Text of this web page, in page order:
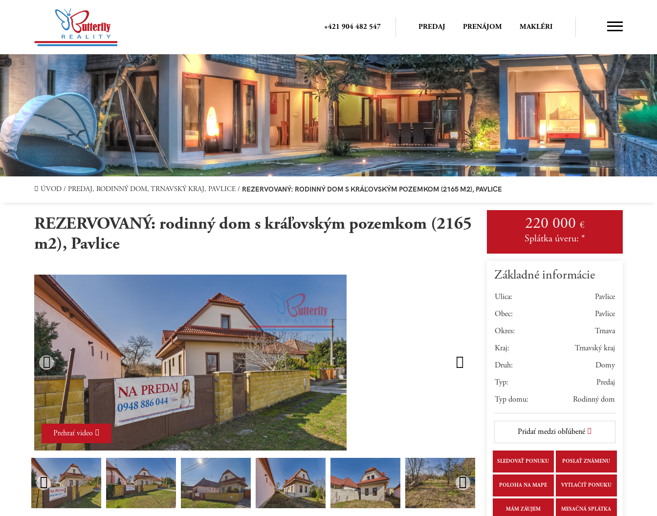
+421 904 482 547 PREDAJ PRENÁJOM MAKLÉRI
ÚVOD / PREDAJ, RODINNÝ DOM, TRNAVSKÝ KRAJ, PAVLICE / REZERVOVANÝ: RODINNÝ DOM S KRÁĽOVSKÝM POZEMKOM (2165 M2), PAVLICE
REZERVOVANÝ: rodinný dom s kráľovským pozemkom (2165
m2), Pavlice
Prehrať video
220 000 €
Splátka úveru: *
Základné informácie
Ulica: Pavlice
Obec: Pavlice
Okres: Trnava
Kraj: Trnavský kraj
Druh: Domy
Typ: Predaj
Typ domu: Rodinný dom
Pridať medzi obľúbené
SLEDOVAŤ PONUKU POSLAŤ ZNÁMENU
POLOHA NA MAPE VYTLAČIŤ PONUKU
MÁM ZÁUJEM MESAČNÁ SPLÁTKA